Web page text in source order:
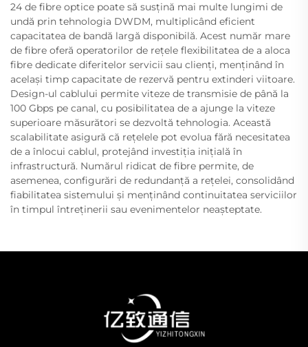
24 de fibre optice poate să susțină mai multe lungimi de
undă prin tehnologia DWDM, multiplicând eficient
capacitatea de bandă largă disponibilă. Acest număr mare
de fibre oferă operatorilor de rețele flexibilitatea de a aloca
fibre dedicate diferitelor servicii sau clienți, menținând în
același timp capacitate de rezervă pentru extinderi viitoare.
Design-ul cablului permite viteze de transmisie de până la
100 Gbps pe canal, cu posibilitatea de a ajunge la viteze
superioare măsurători se dezvoltă tehnologia. Această
scalabilitate asigură că rețelele pot evolua fără necesitatea
de a înlocui cablul, protejând investiția inițială în
infrastructură. Numărul ridicat de fibre permite, de
asemenea, configurări de redundanță a rețelei, consolidând
fiabilitatea sistemului și menținând continuitatea serviciilor
în timpul întreținerii sau evenimentelor neașteptate.